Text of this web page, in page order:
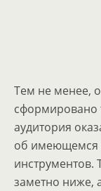
Тем не менее,
сформировано
аудитория
об имеющемся
инструментов.
заметно ниже,